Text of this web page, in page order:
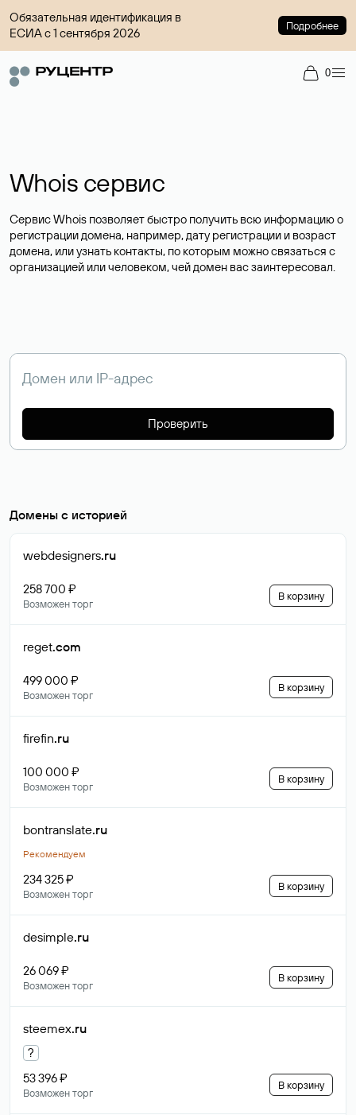
Обязательная идентификация в
ЕСИА с 1 сентября 2026
Подробнее
0
Whois сервис
Сервис Whois позволяет быстро получить всю информацию о
регистрации домена, например, дату регистрации и возраст
домена, или узнать контакты, по которым можно связаться с
организацией или человеком, чей домен вас заинтересовал.
Проверить
Домены с историей
webdesigners.ru
258 700 ₽
Возможен торг
В корзину
reget.com
499 000 ₽
Возможен торг
В корзину
firefin.ru
100 000 ₽
Возможен торг
В корзину
bontranslate.ru
Рекомендуем
234 325 ₽
Возможен торг
В корзину
desimple.ru
26 069 ₽
Возможен торг
В корзину
steemex.ru
?
53 396 ₽
Возможен торг
В корзину